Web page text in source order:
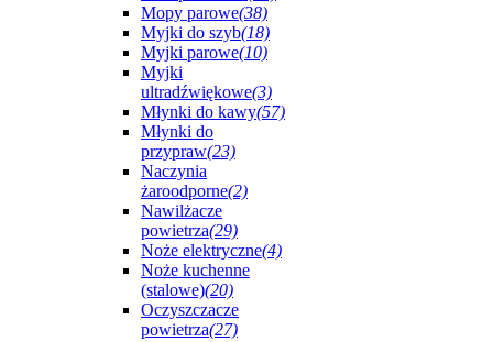
Mopy parowe(38)
Myjki do szyb(18)
Myjki parowe(10)
Myjki
ultradźwiękowe(3)
Młynki do kawy(57)
Młynki do
przypraw(23)
Naczynia
żaroodporne(2)
Nawilżacze
powietrza(29)
Noże elektryczne(4)
Noże kuchenne
(stalowe)(20)
Oczyszczacze
powietrza(27)